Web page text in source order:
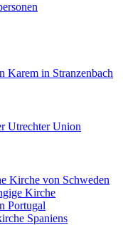
Karem in Stranzenbach
Utrechter Union
Kirche von Schweden
Kirche
Portugal
Spaniens